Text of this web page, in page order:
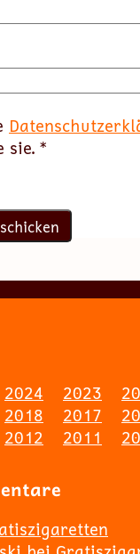
sie. *
2024 2023
2018 2017
2012 2011